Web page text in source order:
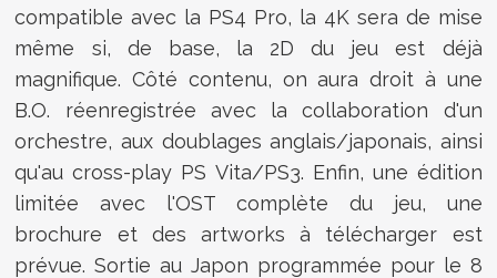
compatible avec la PS4 Pro, la 4K sera de mise
même si, de base, la 2D du jeu est déjà
magnifique. Côté contenu, on aura droit à une
B.O. réenregistrée avec la collaboration d'un
orchestre, aux doublages anglais/japonais, ainsi
qu'aucross-play PS Vita/PS3. Enfin, une édition
limitée avec l'OST complète du jeu, une
brochure et des artworks à télécharger est
prévue. Sortie au Japon programmée pour le 8